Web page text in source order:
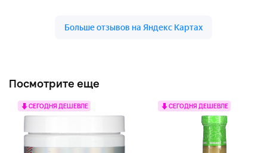
Посмотрите еще
СЕГОДНЯ ДЕШЕВЛЕ СЕГОДНЯ ДЕШЕВЛЕ